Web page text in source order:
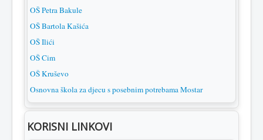
OŠ Petra Bakule
OŠ Bartola Kašića
OŠ Ilići
OŠ Cim
OŠ Kruševo
Osnovna škola za djecu s posebnim potrebama Mostar
KORISNI LINKOVI